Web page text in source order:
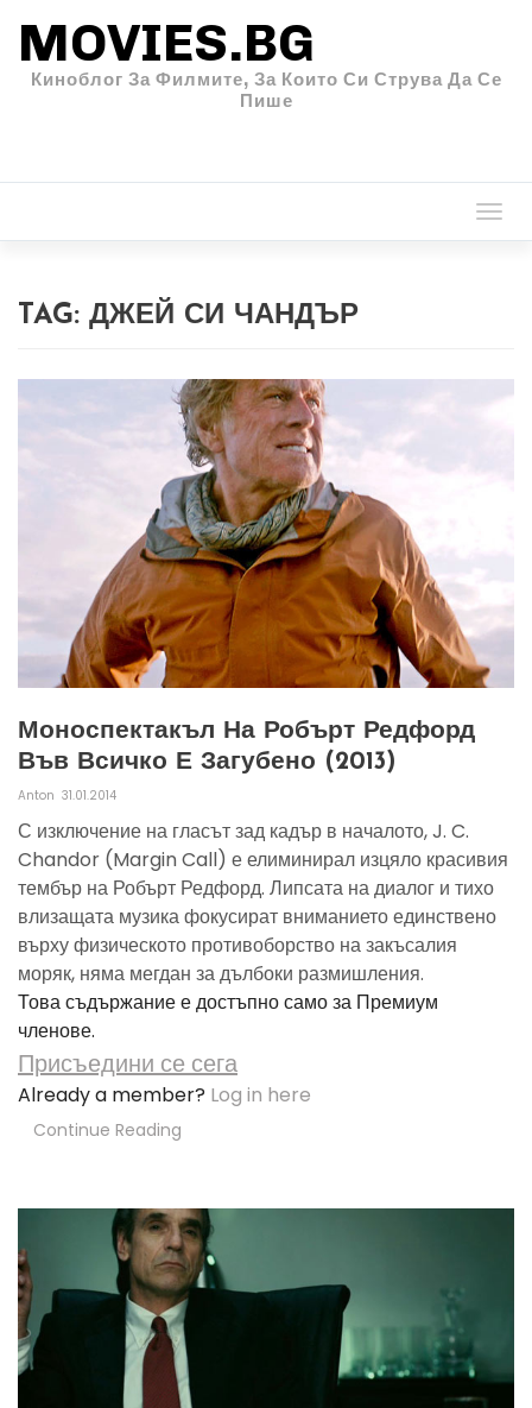
MOVIES.BG
Киноблог За Филмите, За Които Си Струва Да Се
Пише
TAG: ДЖЕЙ СИ ЧАНДЪР
Моноспектакъл На Робърт Редфорд
Във Всичко Е Загубено (2013)
Anton 31.01.2014
С изключение на гласът зад кадър в началото, J. C.
Chandor (Margin Call) е елиминирал изцяло красивия
тембър на Робърт Редфорд. Липсата на диалог и тихо
влизащата музика фокусират вниманието единствено
върху физическото противоборство на закъсалия
моряк, няма мегдан за дълбоки размишления.
Това съдържание е достъпно само за Премиум
членове.
Присъедини се сега
Already a member? Log in here
Continue Reading